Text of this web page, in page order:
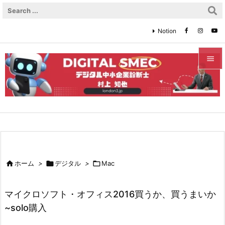


メニュ

検索
Notion
ホーム > デジタル > Mac
マイクロソフト・オフィス2016買うか、買うまいか
~solo購入